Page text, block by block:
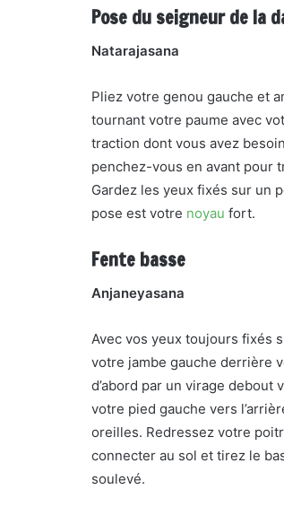
Pose du seigneur de la
Natarajasana
Pliez votre genou gauche et
tournant votre paume avec
traction dont vous avez
penchez-vous en avant pour
Gardez les yeux fixés sur un
pose est votre noyau fort.
Fente basse
Anjaneyasana
Avec vos yeux toujours fixés
votre jambe gauche derrière
d’abord par un virage debout
votre pied gauche vers
oreilles. Redressez votre
connecter au sol et tirez le
soulevé.